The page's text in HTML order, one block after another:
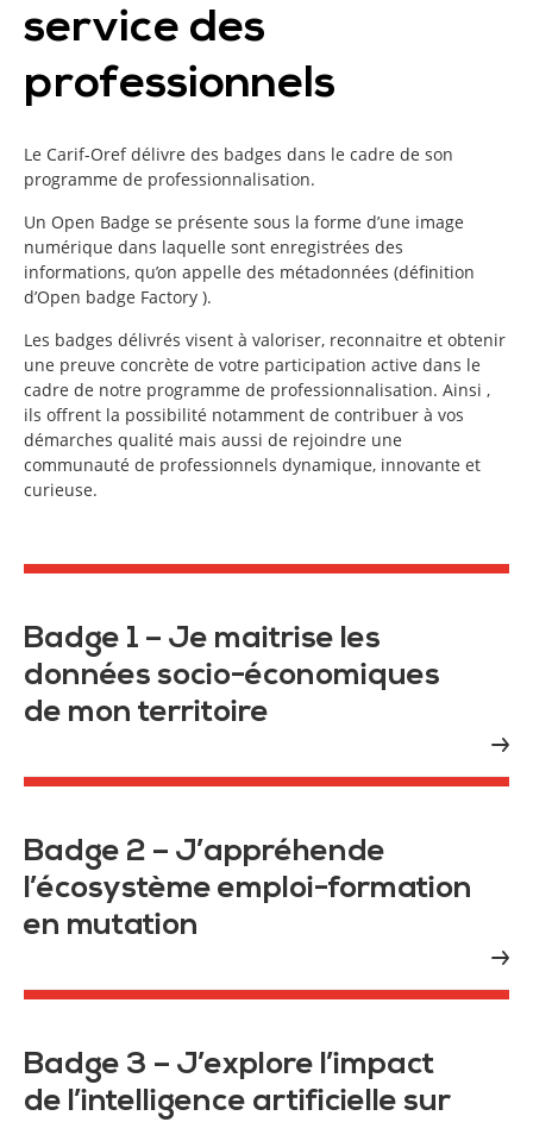
service des
professionnels
Le Carif-Oref délivre des badges dans le cadre de son
programme de professionnalisation.
Un Open Badge se présente sous la forme d’une image
numérique dans laquelle sont enregistrées des
informations, qu’on appelle des métadonnées (définition
d’Open badge Factory ).
Les badges délivrés visent à valoriser, reconnaitre et obtenir
une preuve concrète de votre participation active dans le
cadre de notre programme de professionnalisation. Ainsi ,
ils offrent la possibilité notamment de contribuer à vos
démarches qualité mais aussi de rejoindre une
communauté de professionnels dynamique, innovante et
curieuse.
Badge 1 – Je maitrise les
données socio-économiques
de mon territoire
Badge 2 – J’appréhende
l’écosystème emploi-formation
en mutation
Badge 3 – J’explore l’impact
de l’intelligence artificielle sur